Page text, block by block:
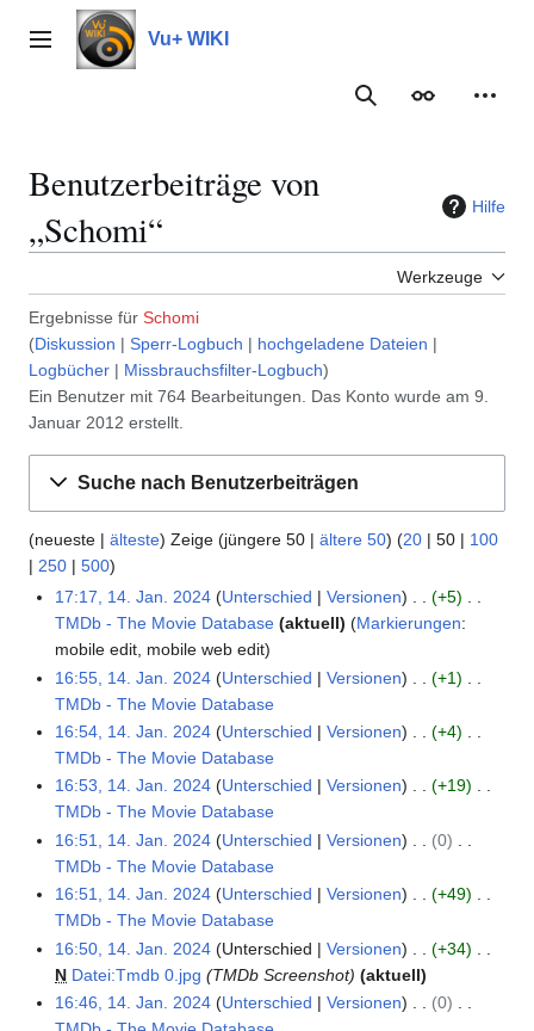
Inhalt
springenHauptmenü Vu+ WIKI
Suche
Benutzerbeiträge von
„Schomi“
Hilfe
Werkzeuge
Ergebnisse für Schomi
Diskussion
Sperr-Logbuch
hochgeladene Dateien
Logbücher
Missbrauchsfilter-Logbuch
Ein Benutzer mit 764 Bearbeitungen. Das Konto wurde am 9.
Januar 2012 erstellt.
Suche nach Benutzerbeiträgen
(neueste | älteste) Zeige (jüngere 50 | ältere 50) (20 | 50 | 100
| 250 | 500)
1
J
n
a
2
2
17:17, 14. Jan. 2024 Unterschied Versionen
+5
TMDb - The Movie Database
K
e
i
n
e
B
e
a
r
b
e
u
aktuell Markierungen:
mobile edit mobile web edit
16:55, 14. Jan. 2024
Unterschied Versionen
+1
TMDb - The Movie Database
K
e
i
n
e
B
e
a
r
b
16:54, 14. Jan. 2024 Unterschied Versionen
+4
TMDb - The Movie Database
K
e
i
n
e
B
e
a
r
b
16:53, 14. Jan. 2024 Unterschied Versionen
+19
TMDb - The Movie Database
K
e
i
n
e
B
e
a
16:51, 14. Jan. 2024 Unterschied Versionen
0
TMDb - The Movie Database
K
e
i
n
e
B
16:51, 14. Jan. 2024 Unterschied Versionen
+49
TMDb - The Movie Database
K
e
i
n
16:50, 14. Jan. 2024 Unterschied Versionen
+34
N Datei:Tmdb 0.jpg TMDb Screenshot
aktuell
16:46, 14. Jan. 2024
Unterschied Versionen
0